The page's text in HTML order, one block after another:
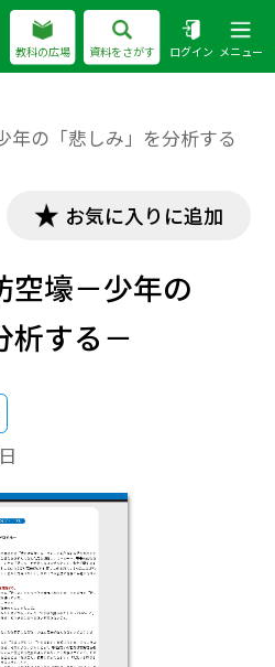
教科の広場 資料をさがす ログイン メニュー
年の「悲しみ」を分析する
お気に入りに追加
空壕－少年の
析する－